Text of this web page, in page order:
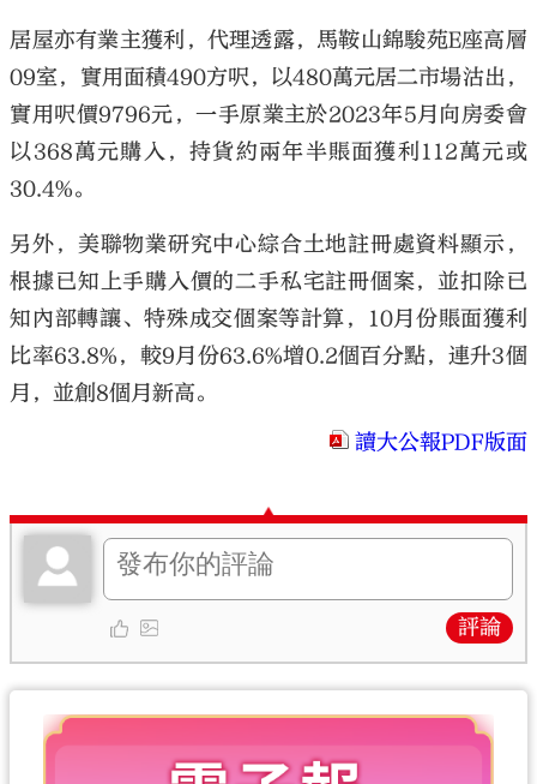
居屋亦有業主獲利，代理透露，馬鞍山錦駿苑E座高層
09室，實用面積490方呎，以480萬元居二市場沽出，
實用呎價9796元，一手原業主於2023年5月向房委會
以368萬元購入，持貨約兩年半賬面獲利112萬元或
30.4%。
另外，美聯物業研究中心綜合土地註冊處資料顯示，
根據已知上手購入價的二手私宅註冊個案，並扣除已
知內部轉讓、特殊成交個案等計算，10月份賬面獲利
比率63.8%，較9月份63.6%增0.2個百分點，連升3個
月，並創8個月新高。
讀大公報PDF版面
評論